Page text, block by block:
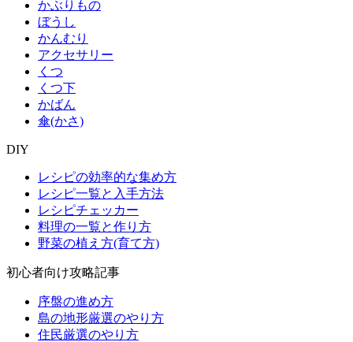
かぶりもの
ぼうし
かんむり
アクセサリー
くつ
くつ下
かばん
傘(かさ)
DIY
レシピの効率的な集め方
レシピ一覧と入手方法
レシピチェッカー
料理の一覧と作り方
野菜の植え方(育て方)
初心者向け攻略記事
序盤の進め方
島の地形厳選のやり方
住民厳選のやり方